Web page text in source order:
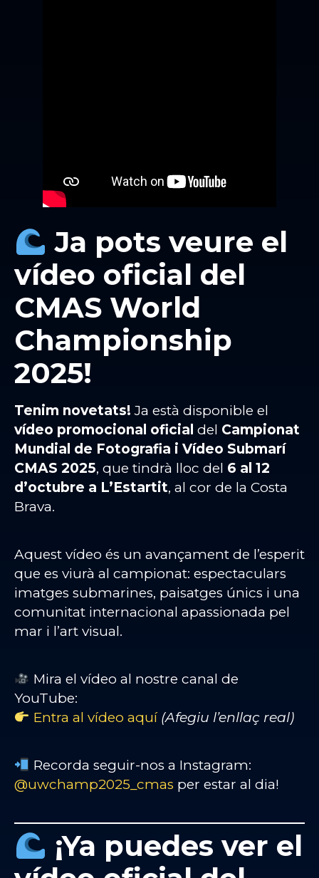
Ja pots veure el
vídeo oficial del
CMAS World
Championship
2025!
Tenim novetats! Ja està disponible el
vídeo promocional oficial del Campionat
Mundial de Fotografia i Vídeo Submarí
CMAS 2025, que tindrà lloc del 6 al 12
d’octubre a L’Estartit, al cor de la Costa
Brava.
Aquest vídeo és un avançament de l’esperit
que es viurà al campionat: espectaculars
imatges submarines, paisatges únics i una
comunitat internacional apassionada pel
mar i l’art visual.
Mira el vídeo al nostre canal de
YouTube:
Entra al vídeo aquí (Afegiu l’enllaç real)
Recorda seguir-nos a Instagram:
@uwchamp2025_cmas per estar al dia!
¡Ya puedes ver el